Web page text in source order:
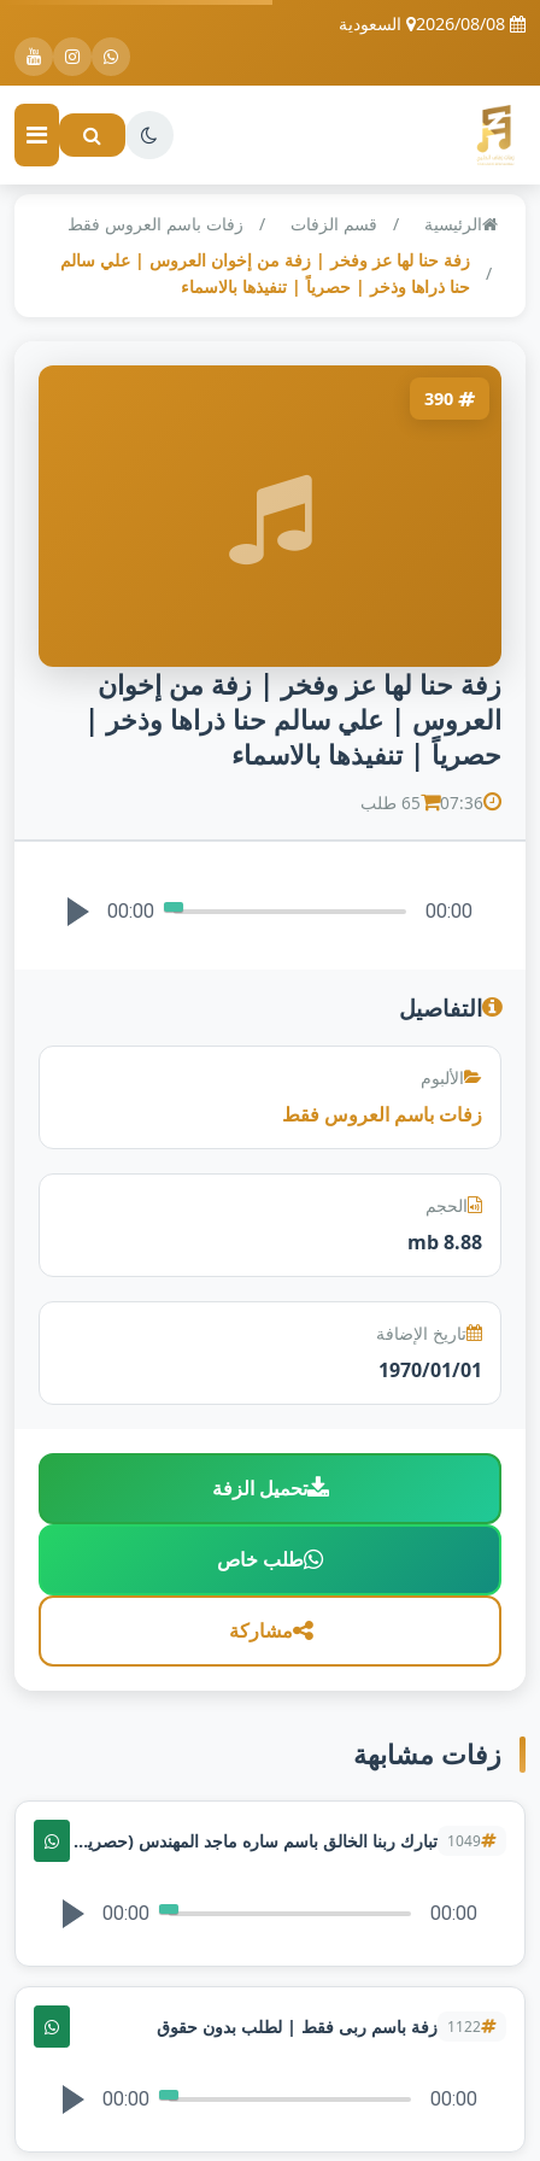
السعودية
الرئيسية قسم الزفات
زفات باسم العروس فقط
زفة حنا لها عز وفخر | زفة من إخوان العروس | علي سالم
حنا ذراها وذخر | حصرياً | تنفيذها بالاسماء
زفة حنا لها عز وفخر | زفة من إخوان
العروس | علي سالم حنا ذراها وذخر |
حصرياً | تنفيذها بالاسماء
07:36 65 طلب
00:00 00:00
التفاصيل
الألبوم
زفات باسم العروس فقط
الحجم
8.88 mb
تاريخ الإضافة
1970/01/01
تحميل الزفة
طلب خاص
مشاركة
زفات مشابهة
1049 تبارك ربنا الخالق باسم ساره ماجد المهندس (حصريا 2025) | لطلب بدون حقوق
00:00 00:00
1122 زفة باسم ربى فقط | لطلب بدون حقوق
00:00 00:00